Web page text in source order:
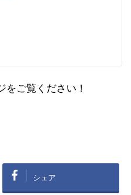
をご覧ください！
シェア